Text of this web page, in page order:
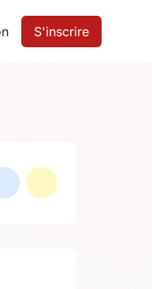
S'inscrire